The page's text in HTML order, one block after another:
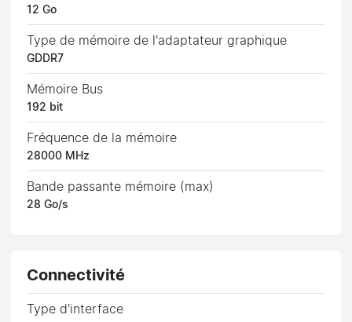
12 Go
Type de mémoire de l'adaptateur graphique
GDDR7
Mémoire Bus
192 bit
Fréquence de la mémoire
28000 MHz
Bande passante mémoire (max)
28 Go/s
Connectivité
Type d'interface